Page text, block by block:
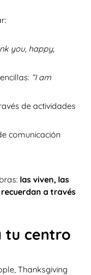
you, happy,
“I am
de actividades
comunicación
las viven, las
a través
tu centro
Thanksgiving